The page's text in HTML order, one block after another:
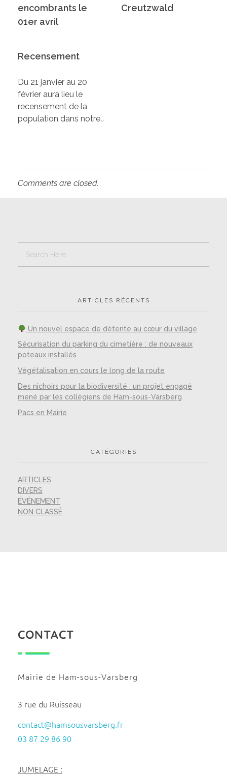
encombrants le
01er avril
Creutzwald
Recensement
Du 21 janvier au 20
février aura lieu le
recensement de la
population dans notre…
Comments are closed.
ARTICLES RÉCENTS
Un nouvel espace de détente au cœur du village
Sécurisation du parking du cimetière : de nouveaux
poteaux installés
Végétalisation en cours le long de la route
Des nichoirs pour la biodiversité : un projet engagé
mené par les collégiens de Ham-sous-Varsberg
Pacs en Mairie
CATÉGORIES
ARTICLES
DIVERS
ÉVÉNEMENT
NON CLASSÉ
CONTACT
Mairie de Ham-sous-Varsberg
3 rue du Ruisseau
contact@hamsousvarsberg.fr
03 87 29 86 90
JUMELAGE :